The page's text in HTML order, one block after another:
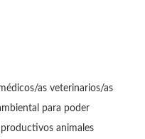
as veterinarios/as
para poder
animales